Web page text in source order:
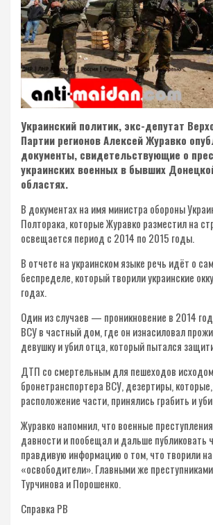
Украинский политик, экс-депутат
Партии регионов Алексей Журавко
документы, свидетельствующие о
украинских военных в бывших
областях.
В документах на имя министра обороны
Полторака, которые Журавко разместил на
освещается период с 2014 по 2015 годы.
В отчете на украинском языке речь идёт о
беспределе, который творили украинские
годах.
Один из случаев — проникновение в 2014
ВСУ в частный дом, где он изнасиловал
девушку и убил отца, который пытался
ДТП со смертельным для пешеходов
бронетранспортера ВСУ, дезертиры,
расположение части, принялись грабить и
Журавко напомнил, что военные
давности и пообещал и дальше публиковать
правдивую информацию о том, что творили
«освободители». Главными же
Турчинова и Порошенко.
Справка РВ